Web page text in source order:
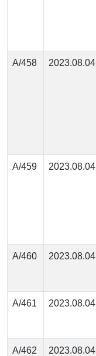
А/458 2023.08.04
А/459 2023.08.04
А/460 2023.08.04
А/461 2023.08.04
А/462 2023.08.04